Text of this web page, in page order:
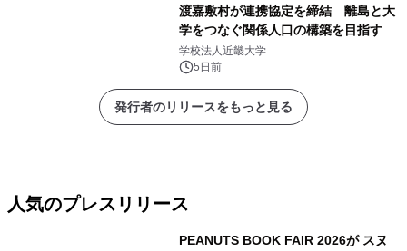
渡嘉敷村が連携協定を締結 離島と大
学をつなぐ関係人口の構築を目指す
学校法人近畿大学
5日前
発行者のリリースをもっと見る
人気のプレスリリース
PEANUTS BOOK FAIR 2026が スヌ